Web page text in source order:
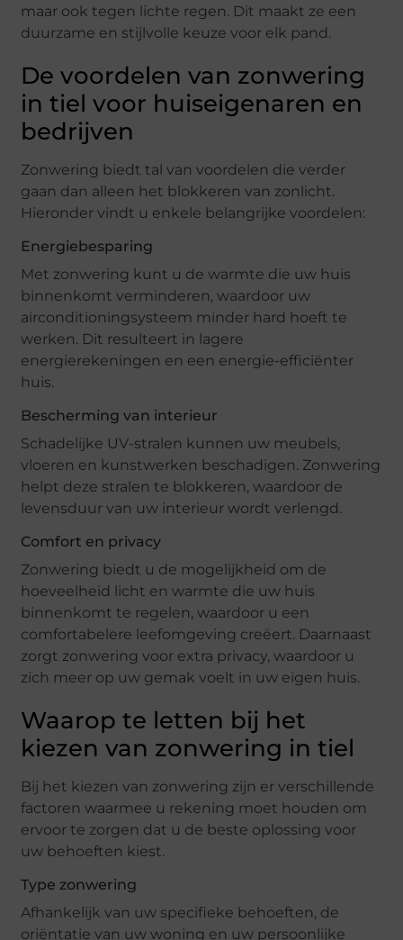
maar ook tegen lichte regen. Dit maakt ze een
duurzame en stijlvolle keuze voor elk pand.
De voordelen van zonwering
in tiel voor huiseigenaren en
bedrijven
Zonwering biedt tal van voordelen die verder
gaan dan alleen het blokkeren van zonlicht.
Hieronder vindt u enkele belangrijke voordelen:
Energiebesparing
Met zonwering kunt u de warmte die uw huis
binnenkomt verminderen, waardoor uw
airconditioningsysteem minder hard hoeft te
werken. Dit resulteert in lagere
energierekeningen en een energie-efficiënter
huis.
Bescherming van interieur
Schadelijke UV-stralen kunnen uw meubels,
vloeren en kunstwerken beschadigen. Zonwering
helpt deze stralen te blokkeren, waardoor de
levensduur van uw interieur wordt verlengd.
Comfort en privacy
Zonwering biedt u de mogelijkheid om de
hoeveelheid licht en warmte die uw huis
binnenkomt te regelen, waardoor u een
comfortabelere leefomgeving creëert. Daarnaast
zorgt zonwering voor extra privacy, waardoor u
zich meer op uw gemak voelt in uw eigen huis.
Waarop te letten bij het
kiezen van zonwering in tiel
Bij het kiezen van zonwering zijn er verschillende
factoren waarmee u rekening moet houden om
ervoor te zorgen dat u de beste oplossing voor
uw behoeften kiest.
Type zonwering
Afhankelijk van uw specifieke behoeften, de
oriëntatie van uw woning en uw persoonlijke